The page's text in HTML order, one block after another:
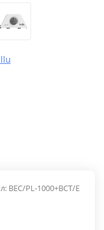
BEC/PL-1000+BCT/E